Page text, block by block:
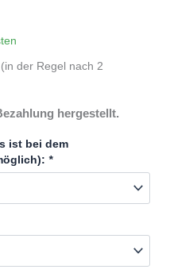
der Regel nach 2
hergestellt.
ist bei dem
*